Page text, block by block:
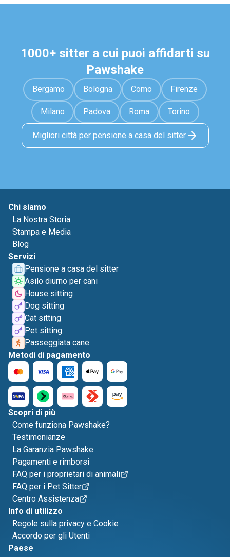
1000+ sitter a cui puoi affidarti su
Pawshake
Bergamo Bologna Como Firenze
Milano Padova Roma Torino
Migliori città per pensione a casa del sitter
Chi siamo
La Nostra Storia
Stampa e Media
Blog
Servizi
Pensione a casa del sitter
Asilo diurno per cani
House sitting
Dog sitting
Cat sitting
Pet sitting
Passeggiata cane
Metodi di pagamento
Scopri di più
Come funziona Pawshake?
Testimonianze
La Garanzia Pawshake
Pagamenti e rimborsi
FAQ per i proprietari di animali
FAQ per i Pet Sitter
Centro Assistenza
Info di utilizzo
Regole sulla privacy e Cookie
Accordo per gli Utenti
Paese